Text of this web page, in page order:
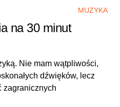
MUZYKA
na 30 minut
Nie mam wątpliwości,
dźwięków, lecz
zagranicznych